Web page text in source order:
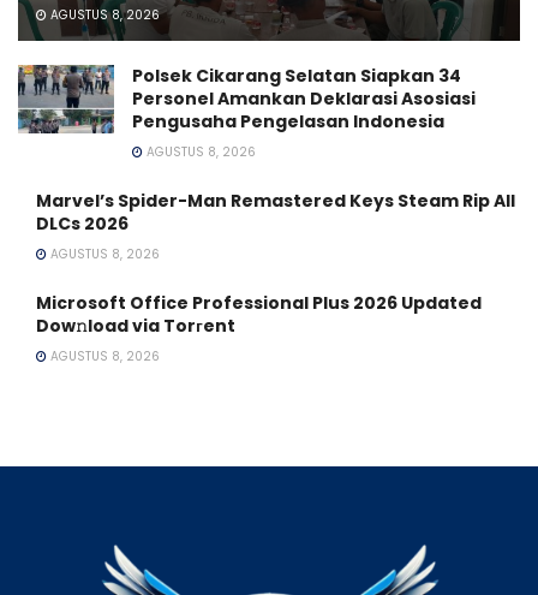
AGUSTUS 8, 2026
Polsek Cikarang Selatan Siapkan 34
Personel Amankan Deklarasi Asosiasi
Pengusaha Pengelasan Indonesia
AGUSTUS 8, 2026
Marvel’s Spider-Man Remastered Keys Steam Rip All
DLCs 2026
AGUSTUS 8, 2026
Microsoft Office Professional Plus 2026 Updated
Dow𝚗load via Torгent
AGUSTUS 8, 2026